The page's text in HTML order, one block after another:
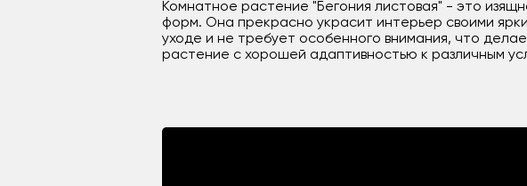
Комнатное растение "Бегония листовая" - это
форм. Она прекрасно украсит интерьер своими
уходе и не требует особенного внимания, что
растение с хорошей адаптивностью к различным